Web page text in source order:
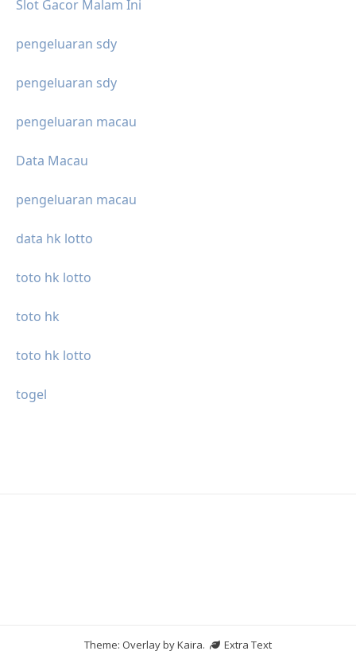
Slot Gacor Malam Ini
pengeluaran sdy
pengeluaran sdy
pengeluaran macau
Data Macau
pengeluaran macau
data hk lotto
toto hk lotto
toto hk
toto hk lotto
togel
Theme: Overlay byKaira. Extra Text